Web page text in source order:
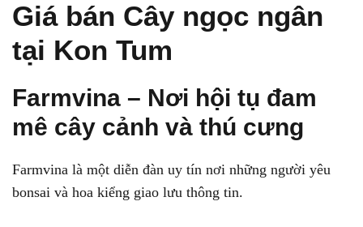
Giá bán Cây ngọc ngân
tại Kon Tum
Farmvina – Nơi hội tụ đam
mê cây cảnh và thú cưng
Farmvina là một diễn đàn uy tín nơi những người yêu
bonsai và hoa kiểng giao lưu thông tin.